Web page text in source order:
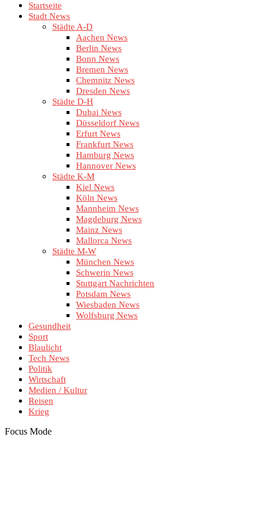
Startseite
Stadt News
Städte A-D
Aachen News
Berlin News
Bonn News
Bremen News
Chemnitz News
Dresden News
Städte D-H
Dubai News
Düsseldorf News
Erfurt News
Frankfurt News
Hamburg News
Hannover News
Städte K-M
Kiel News
Köln News
Mannheim News
Magdeburg News
Mainz News
Mallorca News
Städte M-W
München News
Schwerin News
Stuttgart Nachrichten
Potsdam News
Wiesbaden News
Wolfsburg News
Gesundheit
Sport
Blaulicht
Tech News
Politik
Wirtschaft
Medien / Kultur
Reisen
Krieg
Focus Mode